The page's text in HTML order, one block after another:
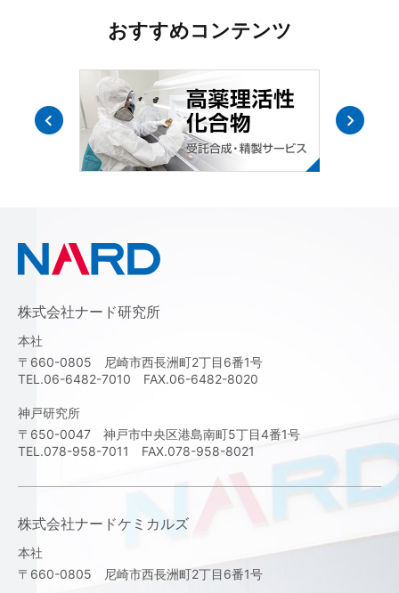
おすすめコンテンツ
株式会社ナード研究所
本社
〒660-0805 尼崎市西長洲町2丁目6番1号
TEL.06-6482-7010 FAX.06-6482-8020
神戸研究所
〒650-0047 神戸市中央区港島南町5丁目4番1号
TEL.078-958-7011 FAX.078-958-8021
株式会社ナードケミカルズ
本社
〒660-0805 尼崎市西長洲町2丁目6番1号